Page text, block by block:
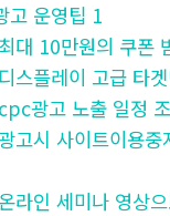
고 운영팁 1
10만원의 쿠폰
플레이 고급 타
광고 노출 일정
시 사이트이용중
인 세미나 영상